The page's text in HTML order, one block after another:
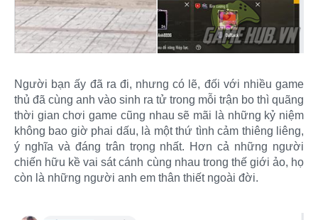
Người bạn ấy đã ra đi, nhưng có lẽ, đối với nhiều game
thủ đã cùng anh vào sinh ra tử trong mỗi trận bo thì quãng
thời gian chơi game cũng nhau sẽ mãi là những kỷ niệm
không bao giờ phai dấu, là một thứ tình cảm thiêng liêng,
ý nghĩa và đáng trân trọng nhất. Hơn cả những người
chiến hữu kề vai sát cánh cùng nhau trong thế giới ảo, họ
còn là những người anh em thân thiết ngoài đời.